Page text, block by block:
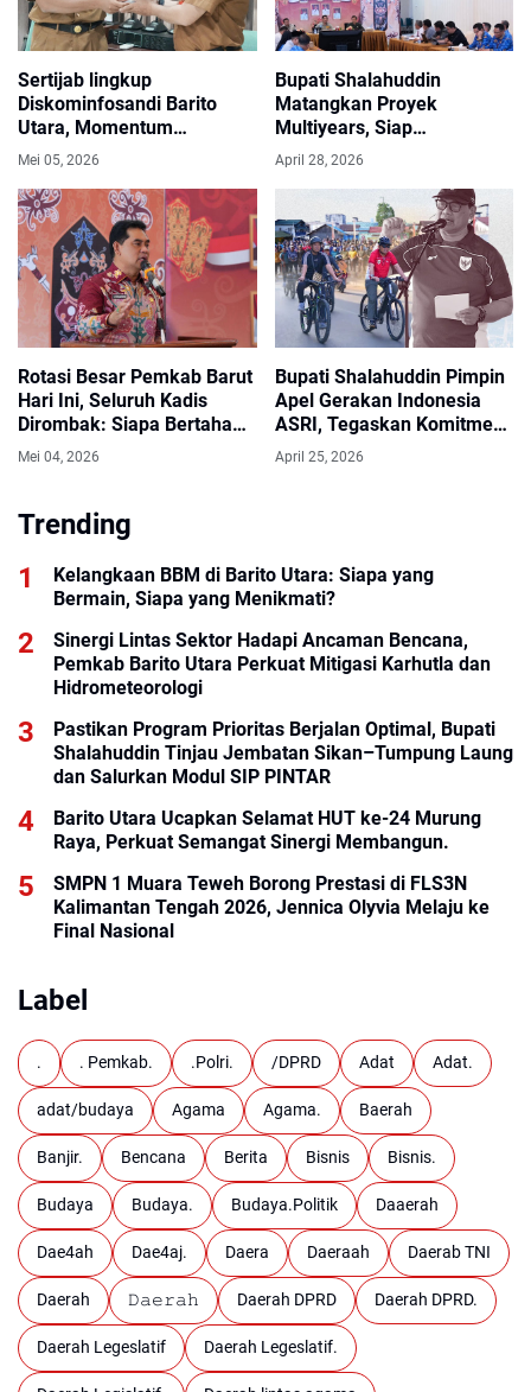
Sertijab lingkup
Diskominfosandi Barito
Utara, Momentum
Peningkatan Kinerja,
Solidaritas, Dan Kontribusi
Nyata Membangun Daerah
Melalui Pelayanan Publik.
Mei 05, 2026
Bupati Shalahuddin
Matangkan Proyek
Multiyears, Siap
Dipaparkan ke DPRD Barito
Utara
April 28, 2026
Rotasi Besar Pemkab Barut
Hari Ini, Seluruh Kadis
Dirombak: Siapa Bertahan
di Kursinya?
Mei 04, 2026
Bupati Shalahuddin Pimpin
Apel Gerakan Indonesia
ASRI, Tegaskan Komitmen
Kebersihan Lingkungan
April 25, 2026
Trending
Kelangkaan BBM di Barito Utara: Siapa yang
Bermain, Siapa yang Menikmati?
Sinergi Lintas Sektor Hadapi Ancaman Bencana,
Pemkab Barito Utara Perkuat Mitigasi Karhutla dan
Hidrometeorologi
Pastikan Program Prioritas Berjalan Optimal, Bupati
Shalahuddin Tinjau Jembatan Sikan–Tumpung Laung
dan Salurkan Modul SIP PINTAR
Barito Utara Ucapkan Selamat HUT ke-24 Murung
Raya, Perkuat Semangat Sinergi Membangun.
SMPN 1 Muara Teweh Borong Prestasi di FLS3N
Kalimantan Tengah 2026, Jennica Olyvia Melaju ke
Final Nasional
Label
. . Pemkab. .Polri. /DPRD Adat Adat.
adat/budaya Agama Agama. Baerah
Banjir. Bencana Berita Bisnis Bisnis.
Budaya Budaya. Budaya.Politik Daaerah
Dae4ah Dae4aj. Daera Daeraah Daerab TNI
Daerah 𝙳𝚊𝚎𝚛𝚊𝚑 Daerah DPRD Daerah DPRD.
Daerah Legeslatif Daerah Legeslatif.